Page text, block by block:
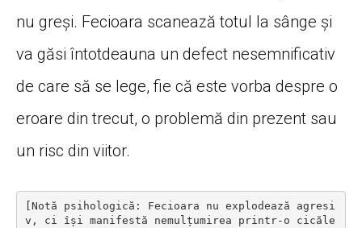
nu greși. Fecioara scanează totul la sânge și
va găsi întotdeauna un defect nesemnificativ
de care să se lege, fie că este vorba despre o
eroare din trecut, o problemă din prezent sau
un risc din viitor.
[Notă psihologică: Fecioara nu explodează agresi
v, ci își manifestă nemulțumirea printr-o cicăle